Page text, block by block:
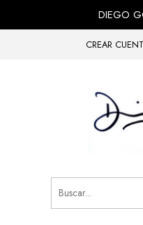
DIEGO
CREAR